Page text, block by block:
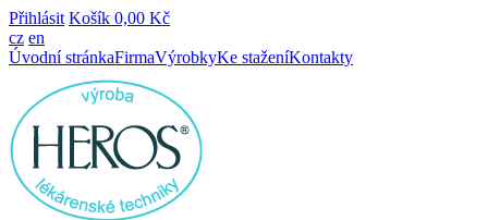
Přihlásit Košík 0,00 Kč
cz en
Úvodní stránkaFirmaVýrobkyKe staženíKontakty